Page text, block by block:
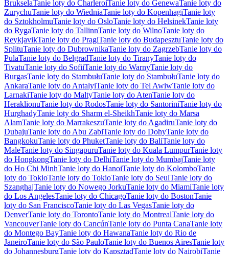
BrukselaTanie loty do CharleroiTanie loty do GenewaTanie loty do
ZurychuTanie loty do WiedniaTanie loty do KopenhagiTanie loty
do SztokholmuTanie loty do OsloTanie loty do HelsinekTanie loty
do RygaTanie loty do TallinnTanie loty do WilnoTanie loty do
ReykjavikTanie loty do PragiTanie loty do BudapesztuTanie loty do
SplituTanie loty do DubrownikaTanie loty do ZagrzebTanie loty do
PulaTanie loty do BelgradTanie loty do TiranyTanie loty do
TivatuTanie loty do SofiiTanie loty do WarnyTanie loty do
BurgasTanie loty do StambułuTanie loty do StambułuTanie loty do
AnkaraTanie loty do AntalyiTanie loty do Tel AwiwTanie loty do
LarnakiTanie loty do MaltyTanie loty do AtenTanie loty do
HeraklionuTanie loty do RodosTanie loty do SantoriniTanie loty do
HurghadyTanie loty do Sharm el-SheikhTanie loty do Marsa
AlamTanie loty do MarrakeszuTanie loty do AgadiruTanie loty do
DubajuTanie loty do Abu ZabiTanie loty do DohyTanie loty do
BangkokuTanie loty do PhuketTanie loty do BaliTanie loty do
MaleTanie loty do SingapuruTanie loty do Kuala LumpurTanie loty
do HongkongTanie loty do DelhiTanie loty do MumbajTanie loty
do Ho Chi MinhTanie loty do HanoiTanie loty do KolomboTanie
loty do TokioTanie loty do TokioTanie loty do SeulTanie loty do
SzanghajTanie loty do Nowego JorkuTanie loty do MiamiTanie loty
do Los AngelesTanie loty do ChicagoTanie loty do BostonTanie
loty do San FranciscoTanie loty do Las VegasTanie loty do
DenverTanie loty do TorontoTanie loty do MontrealTanie loty do
VancouverTanie loty do CancúnTanie loty do Punta CanaTanie loty
do Montego BayTanie loty do HawanaTanie loty do Rio de
JaneiroTanie loty do São PauloTanie loty do Buenos AiresTanie loty
do JohannesburgTanie loty do KapsztadTanie loty do NairobiTanie